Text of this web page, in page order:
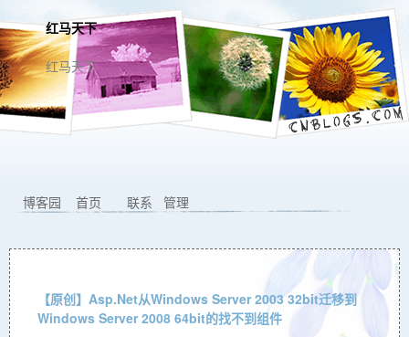
红马天下
红马天下
博客园 首页 联系 管理
【原创】Asp.Net从Windows Server 2003 32bit迁移到
Windows Server 2008 64bit的找不到组件